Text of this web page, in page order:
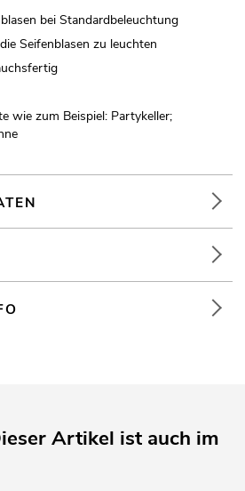
bei Standardbeleuchtung
Seifenblasen zu leuchten
wie zum Beispiel: Partykeller;
Artikel ist auch im